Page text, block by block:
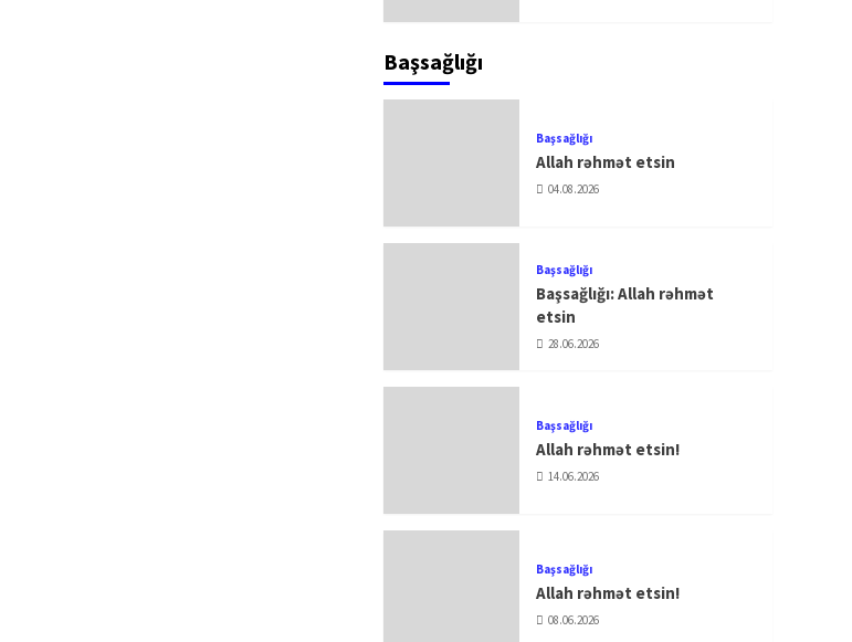
Başsağlığı
Başsağlığı
Allah rəhmət etsin
04.08.2026
Başsağlığı
Başsağlığı: Allah rəhmət
etsin
28.06.2026
Başsağlığı
Allah rəhmət etsin!
14.06.2026
Başsağlığı
Allah rəhmət etsin!
08.06.2026